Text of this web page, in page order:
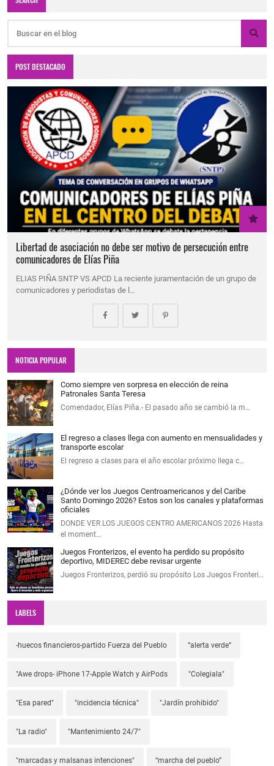
POST DESTACADO
Libertad de asociación no debe ser motivo de persecución entre
comunicadores de Elías Piña
ELIAS PIÑA SNTP VS APCD La reciente juramentación de un grupo de
comunicadores y periodistas de l…
NOTICIA POPULAR
Como siempre ven sorpresa en elección de reina
Patronales Santa Teresa
Comendador, Elías Piña.- El pasado año se cambió la m…
El regreso a clases llega con aumento en mensualidades y
transporte escolar
El regreso a clases para el año escolar próximo llega c…
¿Dónde ver los Juegos Centroamericanos y del Caribe
Santo Domingo 2026? Estos son los canales y plataformas
oficiales
DONDE VER LOS JUEGOS CENTRO AMERICANOS 2026 Hasta
el moment…
Juegos Fronterizos, el evento ha perdido su propósito
deportivo, MIDEREC debe revisar urgente
Juegos Fronterizos, perdió su propósito Los Juegos Fronteri…
LABELS
-huecos financieros-partido Fuerza del Pueblo ”alerta verde”
"Awe drops- iPhone 17-Apple Watch y AirPods "Colegiala"
"Esa pared" "incidencia técnica" "Jardín prohibido"
"La radio" "Mantenimiento 24/7"
"marcadas y malsanas intenciones" “marcha del pueblo”